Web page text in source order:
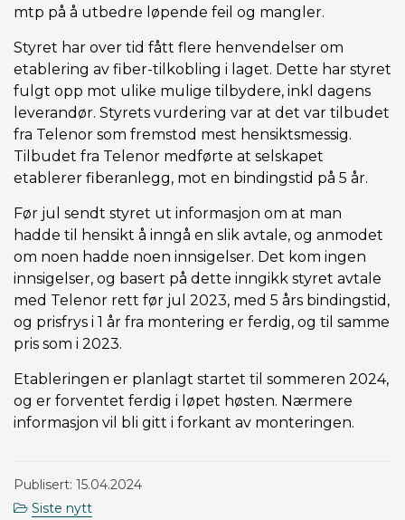
mtp på å utbedre løpende feil og mangler.
Styret har over tid fått flere henvendelser om
etablering av fiber-tilkobling i laget. Dette har styret
fulgt opp mot ulike mulige tilbydere, inkl dagens
leverandør. Styrets vurdering var at det var tilbudet
fra Telenor som fremstod mest hensiktsmessig.
Tilbudet fra Telenor medførte at selskapet
etablerer fiberanlegg, mot en bindingstid på 5 år.
Før jul sendt styret ut informasjon om at man
hadde til hensikt å inngå en slik avtale, og anmodet
om noen hadde noen innsigelser. Det kom ingen
innsigelser, og basert på dette inngikk styret avtale
med Telenor rett før jul 2023, med 5 års bindingstid,
og prisfrys i 1 år fra montering er ferdig, og til samme
pris som i 2023.
Etableringen er planlagt startet til sommeren 2024,
og er forventet ferdig i løpet høsten. Nærmere
informasjon vil bli gitt i forkant av monteringen.
Publisert: 15.04.2024
Siste nytt